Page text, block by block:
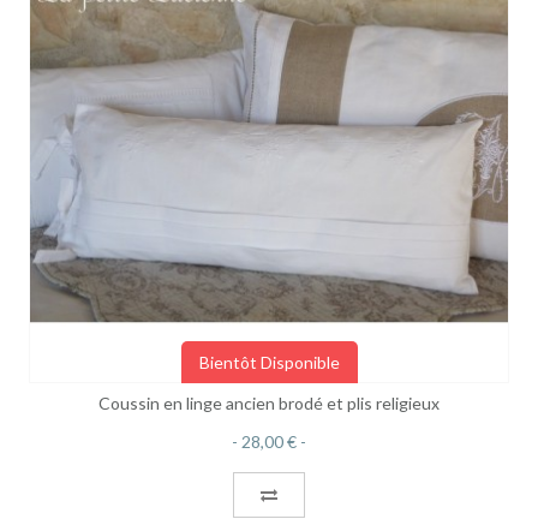
Bientôt Disponible
Coussin en linge ancien brodé et plis religieux
28,00 €